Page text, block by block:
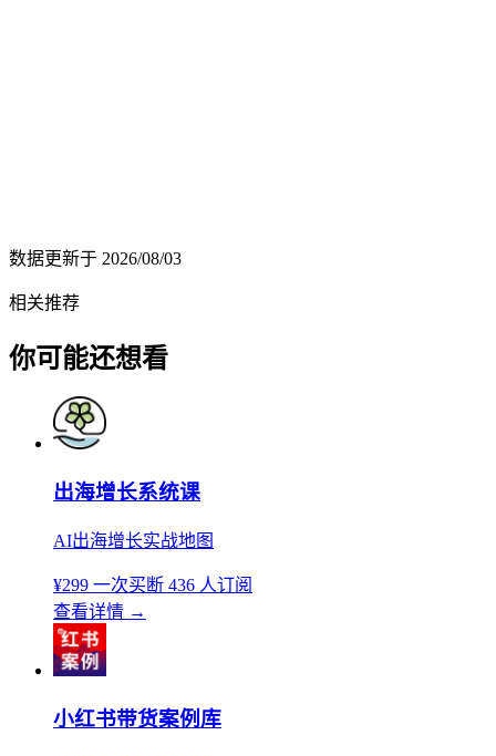
数据更新于 2026/08/03
相关推荐
你可能还想看
出海增长系统课
AI出海增长实战地图
¥299 一次买断 436 人订阅
查看详情 →
小红书带货案例库